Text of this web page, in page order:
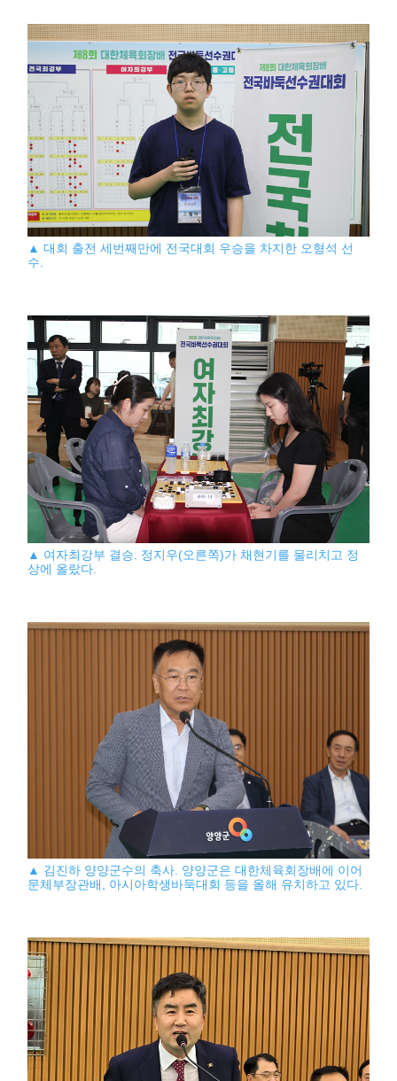
▲ 대회 출전 세번째만에 전국대회 우승을 차지한 오형석 선
수.
▲ 여자최강부 결승. 정지우(오른쪽)가 채현기를 물리치고 정
상에 올랐다.
▲ 김진하 양양군수의 축사. 양양군은 대한체육회장배에 이어
문체부장관배, 아시아학생바둑대회 등을 올해 유치하고 있다.